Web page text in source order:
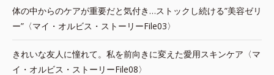
体の中からのケアが重要だと気付き…ストックし続ける”美容ゼリ
ー”〈マイ・オルビス・ストーリーFile03〉
きれいな友人に憧れて。私を前向きに変えた愛用スキンケア〈マ
イ・オルビス・ストーリーFile08〉